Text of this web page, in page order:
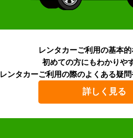
レンタカーご利用の基本
初めての方にもわかりや
レンタカーご利用の際のよくある疑問
詳しく見る